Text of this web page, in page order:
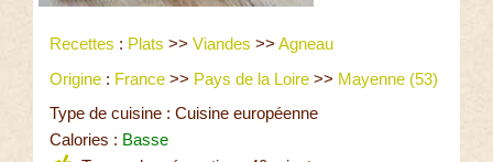
Recettes : Plats >> Viandes >> Agneau
Origine : France >> Pays de la Loire >> Mayenne (53)
Type de cuisine : Cuisine européenne
Calories : Basse